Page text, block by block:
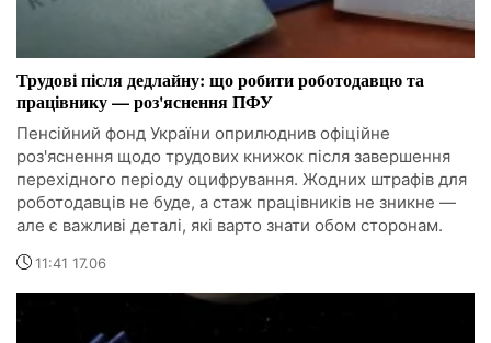
Трудові після дедлайну: що робити роботодавцю та
працівнику — роз'яснення ПФУ
Пенсійний фонд України оприлюднив офіційне
роз'яснення щодо трудових книжок після завершення
перехідного періоду оцифрування. Жодних штрафів для
роботодавців не буде, а стаж працівників не зникне —
але є важливі деталі, які варто знати обом сторонам.
11:41 17.06